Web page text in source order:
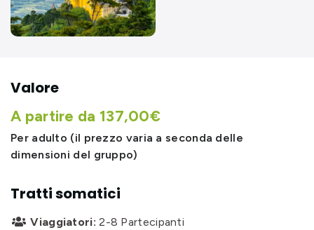
Valore
A partire da 137,00€
Per adulto (il prezzo varia a seconda delle
dimensioni del gruppo)
Tratti somatici
 Viaggiatori:2-8 Partecipanti